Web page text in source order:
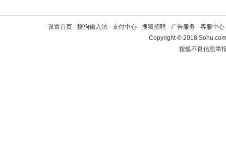
设置首页 - 搜狗输入法 - 支付中心 - 搜狐招聘 - 广告服务 - 客服中心
Copyright©2018
搜狐不良信息举